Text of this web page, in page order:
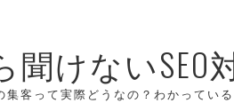
聞けないSEO
集客って実際どうなの？わかっている